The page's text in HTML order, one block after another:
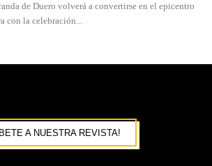
de Duero volverá a convertirse en el epicentro
con la celebración...
A NUESTRA REVISTA!